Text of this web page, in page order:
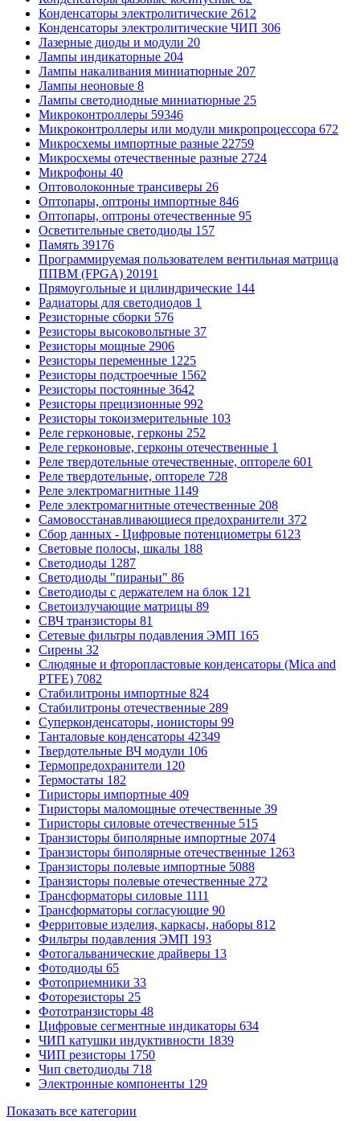
Конденсаторы электролитические 2612
Конденсаторы электролитические ЧИП 306
Лазерные диоды и модули 20
Лампы индикаторные 204
Лампы накаливания миниатюрные 207
Лампы неоновые 8
Лампы светодиодные миниатюрные 25
Микроконтроллеры 59346
Микроконтроллеры или модули микропроцессора 672
Микросхемы импортные разные 22759
Микросхемы отечественные разные 2724
Микрофоны 40
Оптоволоконные трансиверы 26
Оптопары, оптроны импортные 846
Оптопары, оптроны отечественные 95
Осветительные светодиоды 157
Память 39176
Программируемая пользователем вентильная матрица
ППВМ (FPGA) 20191
Прямоугольные и цилиндрические 144
Радиаторы для светодиодов 1
Резисторные сборки 576
Резисторы высоковольтные 37
Резисторы мощные 2906
Резисторы переменные 1225
Резисторы подстроечные 1562
Резисторы постоянные 3642
Резисторы прецизионные 992
Резисторы токоизмерительные 103
Реле герконовые, герконы 252
Реле герконовые, герконы отечественные 1
Реле твердотельные отечественные, оптореле 601
Реле твердотельные, оптореле 728
Реле электромагнитные 1149
Реле электромагнитные отечественные 208
Самовосстанавливающиеся предохранители 372
Сбор данных - Цифровые потенциометры 6123
Световые полосы, шкалы 188
Светодиоды 1287
Светодиоды "пираньи" 86
Светодиоды с держателем на блок 121
Светоизлучающие матрицы 89
СВЧ транзисторы 81
Сетевые фильтры подавления ЭМП 165
Сирены 32
Слюдяные и фторопластовые конденсаторы (Mica and
PTFE) 7082
Стабилитроны импортные 824
Стабилитроны отечественные 289
Суперконденсаторы, ионисторы 99
Танталовые конденсаторы 42349
Твердотельные ВЧ модули 106
Термопредохранители 120
Термостаты 182
Тиристоры импортные 409
Тиристоры маломощные отечественные 39
Тиристоры силовые отечественные 515
Транзисторы биполярные импортные 2074
Транзисторы биполярные отечественные 1263
Транзисторы полевые импортные 5088
Транзисторы полевые отечественные 272
Трансформаторы силовые 1111
Трансформаторы согласующие 90
Ферритовые изделия, каркасы, наборы 812
Фильтры подавления ЭМП 193
Фотогальванические драйверы 13
Фотодиоды 65
Фотоприемники 33
Фоторезисторы 25
Фототранзисторы 48
Цифровые сегментные индикаторы 634
ЧИП катушки индуктивности 1839
ЧИП резисторы 1750
Чип светодиоды 718
Электронные компоненты 129
Показать все категории